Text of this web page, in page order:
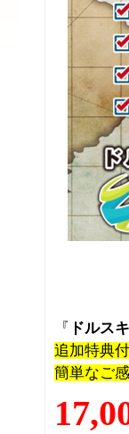
『 ドルス
追加特典
簡単なご